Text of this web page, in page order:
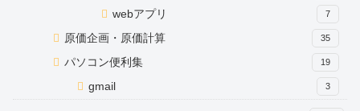
webアプリ 7
原価企画・原価計算 35
パソコン便利集 19
gmail 3